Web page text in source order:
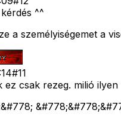
^^
a személyiségemet a
#11
ez csak rezeg. milió